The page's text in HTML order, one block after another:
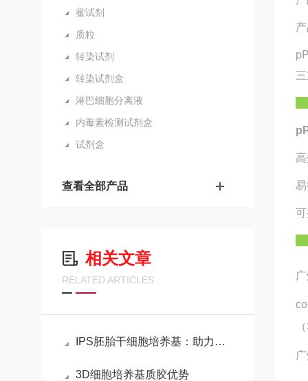
鲎试剂
质粒
转染试剂
转染试剂盒
淋巴细胞分离液
内毒素检测试剂盒
试剂盒
查看全部产品
相关文章
RELATED ARTICLES
IPS胚胎干细胞培养基：助力干细胞研究的关键工具
3D细胞培养基质胶优势